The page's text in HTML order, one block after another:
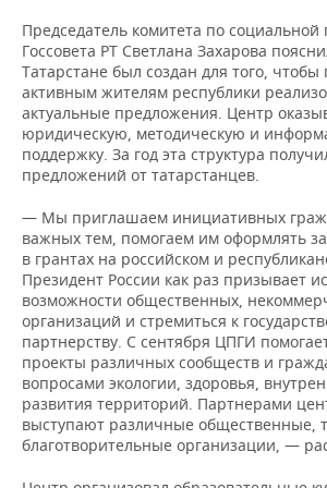
ХОККЕЙ С МЯЧОМ
ПРОИСШЕСТВИЯ
Председатель комитета по социальной
Госсовета РТ Светлана Захарова
Татарстане был создан для того, чтобы
активным жителям республики
актуальные предложения. Центр
юридическую, методическую и
поддержку. За год эта структура
предложений от татарстанцев.
— Мы приглашаем инициативных
важных тем, помогаем им оформлять
в грантах на российском и
Президент России как раз призывает
возможности общественных,
организаций и стремиться к
партнерству. С сентября ЦПГИ
проекты различных сообществ и
вопросами экологии, здоровья,
развития территорий. Партнерами
выступают различные общественные,
благотворительные организации, —